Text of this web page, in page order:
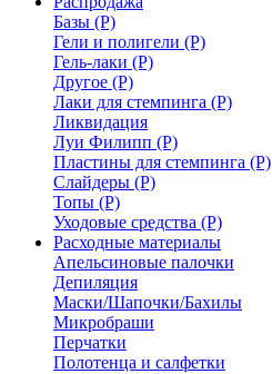
Базы (Р)
Гели и полигели (Р)
Гель-лаки (Р)
Другое (Р)
Лаки для стемпинга (Р)
Ликвидация
Луи Филипп (Р)
Пластины для стемпинга (Р)
Слайдеры (Р)
Топы (Р)
Уходовые средства (Р)
Расходные материалы
Апельсиновые палочки
Депиляция
Маски/Шапочки/Бахилы
Микробраши
Перчатки
Полотенца и салфетки